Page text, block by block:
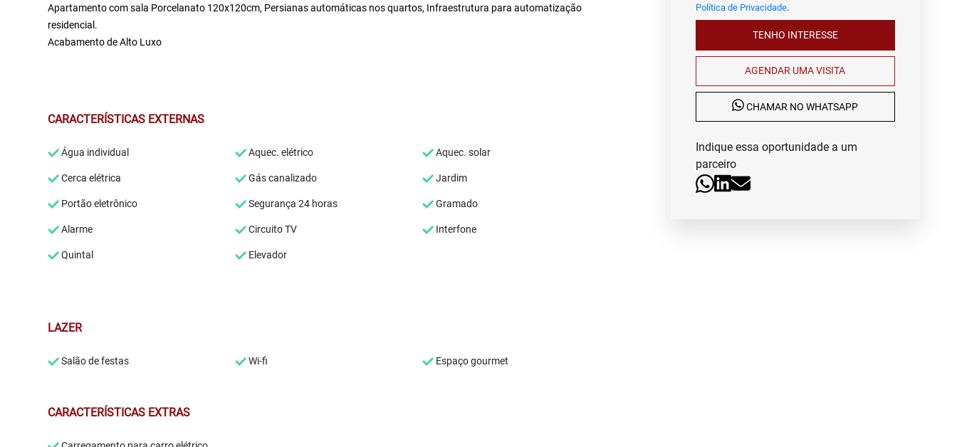
Apartamento com sala Porcelanato 120x120cm, Persianas automáticas nos quartos, Infraestrutura para automatização
residencial.
Acabamento de Alto Luxo
CARACTERÍSTICAS EXTERNAS
Água individual Aquec. elétrico Aquec. solar
Cerca elétrica Gás canalizado Jardim
Portão eletrônico Segurança 24 horas Gramado
Alarme Circuito TV Interfone
Quintal Elevador
LAZER
Salão de festas Wi-fi Espaço gourmet
CARACTERÍSTICAS EXTRAS
Política de Privacidade.
TENHO INTERESSE
AGENDAR UMA VISITA
CHAMAR NO WHATSAPP
Indique essa oportunidade a um
parceiro